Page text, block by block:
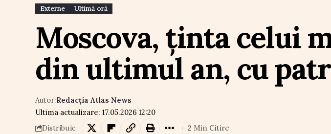
Externe Ultimă oră
Moscova, ținta celui
din ultimul an, cu
Ultima actualizare: 17.05.2026 12:20
Autor:Redacția Atlas News
Distribuie 2 Min Citire